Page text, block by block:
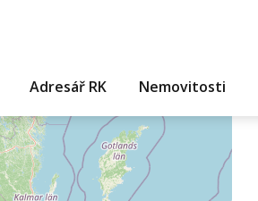
Adresář RK Nemovitosti